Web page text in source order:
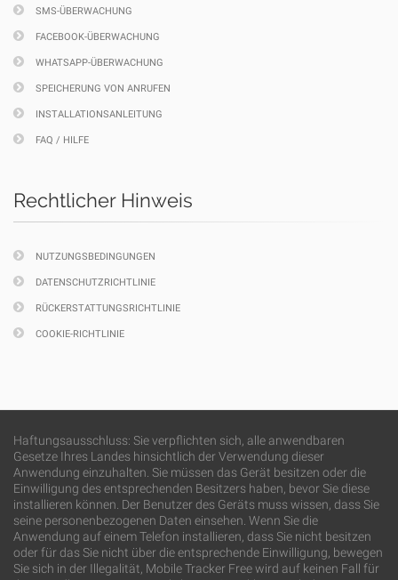
SMS-ÜBERWACHUNG
FACEBOOK-ÜBERWACHUNG
WHATSAPP-ÜBERWACHUNG
SPEICHERUNG VON ANRUFEN
INSTALLATIONSANLEITUNG
FAQ / HILFE
Rechtlicher Hinweis
NUTZUNGSBEDINGUNGEN
DATENSCHUTZRICHTLINIE
RÜCKERSTATTUNGSRICHTLINIE
COOKIE-RICHTLINIE
Haftungsausschluss: Sie verpflichten sich, alle anwendbaren
Gesetze Ihres Landes hinsichtlich der Verwendung dieser
Anwendung einzuhalten. Sie müssen das Gerät besitzen oder die
Einwilligung des entsprechenden Besitzers haben, bevor Sie diese
installieren können. Der Benutzer des Geräts muss wissen, dass Sie
seine personenbezogenen Daten einsehen. Wenn Sie die
Anwendung auf einem Telefon installieren, dass Sie nicht besitzen
oder für das Sie nicht über die entsprechende Einwilligung, bewegen
Sie sich in der Illegalität, Mobile Tracker Free wird auf keinen Fall für